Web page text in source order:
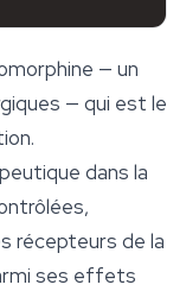
— un
— qui est le
dans la
récepteurs de la
ses effets